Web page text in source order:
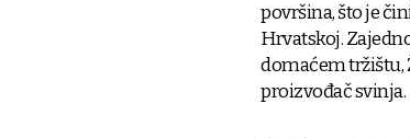
površina, što je
Hrvatskoj.
domaćem tržištu,
proizvođač svinja.